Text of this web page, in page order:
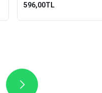
596,00TL